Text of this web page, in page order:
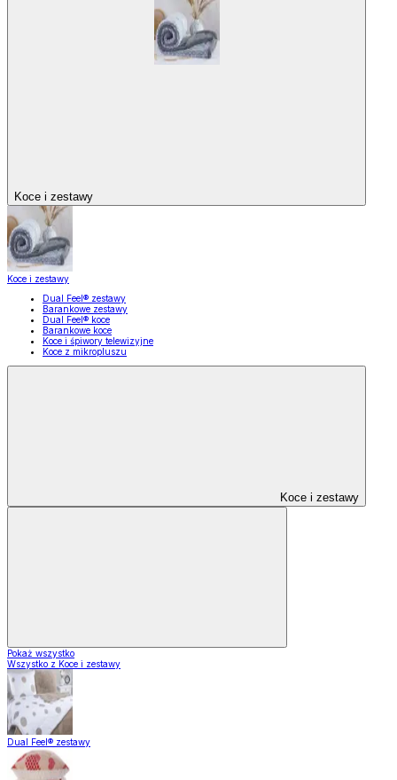
Koce i zestawy
Koce i zestawy
Dual Feel® zestawy
Barankowe zestawy
Dual Feel® koce
Barankowe koce
Koce i śpiwory telewizyjne
Koce z mikropluszu
Koce i zestawy
Pokaż wszystko
Wszystko z Koce i zestawy
Dual Feel® zestawy